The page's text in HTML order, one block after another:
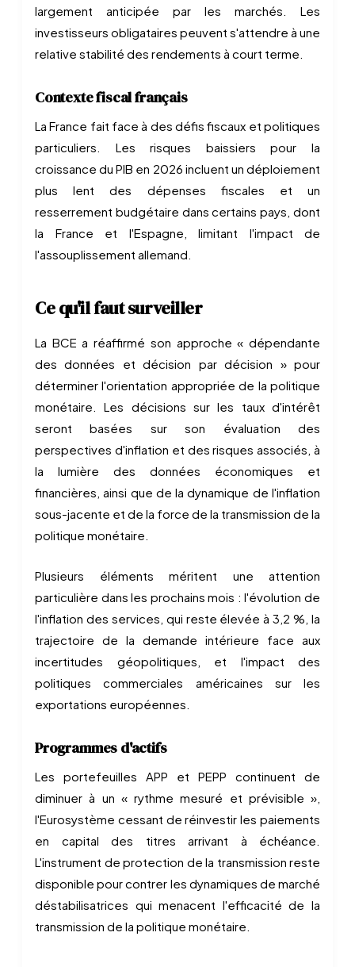
largement anticipée par les marchés. Les
investisseurs obligataires peuvent s'attendre à une
relative stabilité des rendements à court terme.
Contexte fiscal français
La France fait face à des défis fiscaux et politiques
particuliers. Les risques baissiers pour la
croissance du PIB en 2026 incluent un déploiement
plus lent des dépenses fiscales et un
resserrement budgétaire dans certains pays, dont
la France et l'Espagne, limitant l'impact de
l'assouplissement allemand.
Ce qu'il faut surveiller
La BCE a réaffirmé son approche « dépendante
des données et décision par décision » pour
déterminer l'orientation appropriée de la politique
monétaire. Les décisions sur les taux d'intérêt
seront basées sur son évaluation des
perspectives d'inflation et des risques associés, à
la lumière des données économiques et
financières, ainsi que de la dynamique de l'inflation
sous-jacente et de la force de la transmission de la
politique monétaire.
Plusieurs éléments méritent une attention
particulière dans les prochains mois : l'évolution de
l'inflation des services, qui reste élevée à 3,2 %, la
trajectoire de la demande intérieure face aux
incertitudes géopolitiques, et l'impact des
politiques commerciales américaines sur les
exportations européennes.
Programmes d'actifs
Les portefeuilles APP et PEPP continuent de
diminuer à un « rythme mesuré et prévisible »,
l'Eurosystème cessant de réinvestir les paiements
en capital des titres arrivant à échéance.
L'instrument de protection de la transmission reste
disponible pour contrer les dynamiques de marché
déstabilisatrices qui menacent l'efficacité de la
transmission de la politique monétaire.